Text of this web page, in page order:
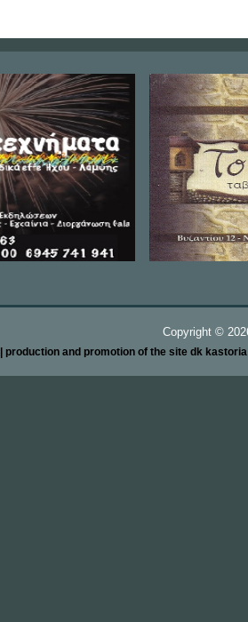
Copyright ©
| production and promotion of the site dk